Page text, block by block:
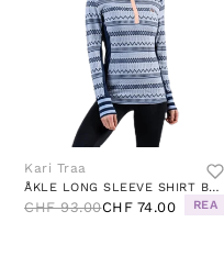
Kari Traa
ÅKLE LONG SLEEVE SHIRT BLUE
CHF 93.00CHF 74.00 REA